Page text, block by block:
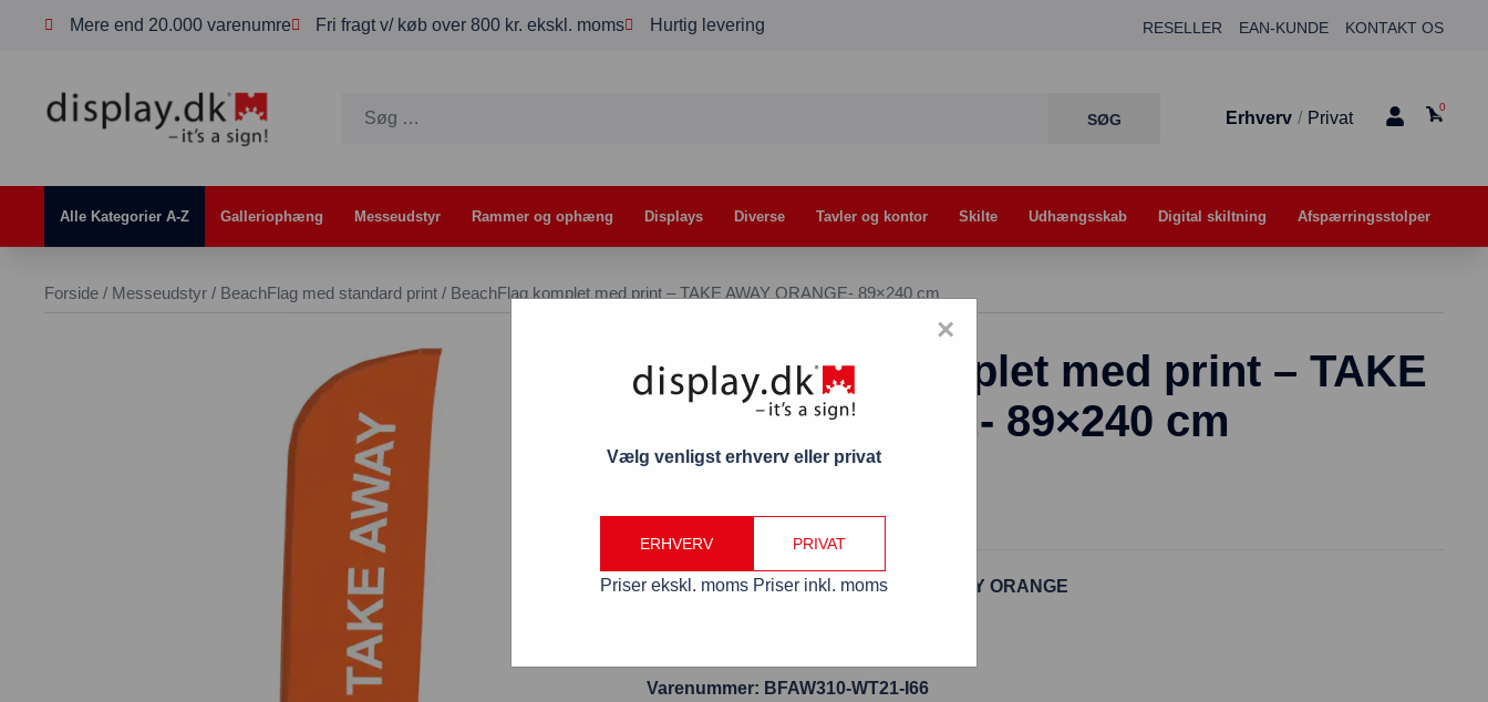
Mere end 20.000 varenumre Fri fragt v/ køb over 800 kr. ekskl. moms Hurtig levering RESELLER EAN-KUNDE KONTAKT OS
Erhverv / Privat
0
Alle Kategorier A-Z Galleriophæng Messeudstyr Rammer og ophæng Displays Diverse Tavler og kontor Skilte Udhængsskab Digital skiltning Afspærringsstolper
Forside / Messeudstyr / BeachFlag med standard print / BeachFlag komplet med print – TAKE AWAY ORANGE- 89×240 cm
BeachFlag komplet med print – TAKE
AWAY ORANGE- 89×240 cm
BeachFlag komplet med printTAKE AWAY ORANGE
Varenummer: BFAW310-WT21-I66
Vælg venligst erhverv eller privat
ERHVERV
Priser ekskl. moms
PRIVAT
Priser inkl. moms
×